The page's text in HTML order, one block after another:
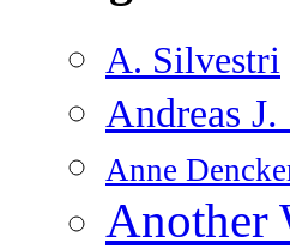
A. Silvestri
Andreas J.
Anne
Another